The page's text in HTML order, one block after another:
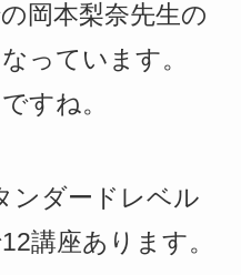
岡本梨奈先生の
っています。
すね。
ンダードレベル
講座あります。